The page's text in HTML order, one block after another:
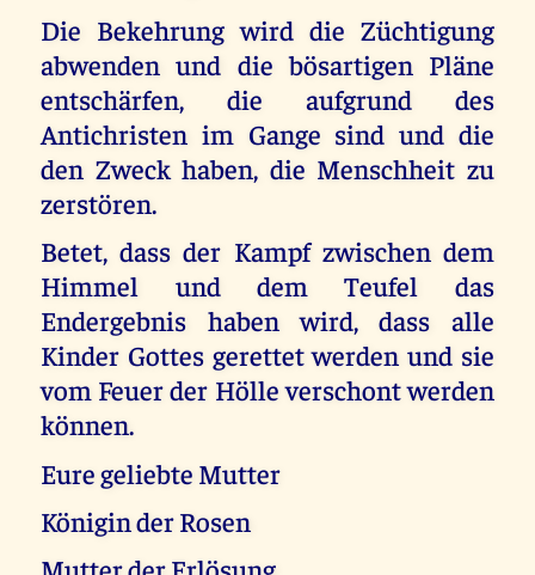
Die Bekehrung wird die Züchtigung
abwenden und die bösartigen Pläne
entschärfen, die aufgrund des
Antichristen im Gange sind und die
den Zweck haben, die Menschheit zu
zerstören.
Betet, dass der Kampf zwischen dem
Himmel und dem Teufel das
Endergebnis haben wird, dass alle
Kinder Gottes gerettet werden und sie
vom Feuer der Hölle verschont werden
können.
Eure geliebte Mutter
Königin der Rosen